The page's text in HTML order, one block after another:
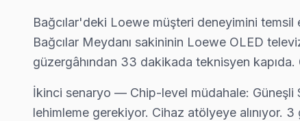
Bağcılar'deki Loewe müşteri deneyimini temsil
Bağcılar Meydanı sakininin Loewe OLED
güzergâhından 33 dakikada teknisyen
İkinci senaryo — Chip-level müdahale: Güneşli
lehimleme gerekiyor. Cihaz atölyeye alınıyor.